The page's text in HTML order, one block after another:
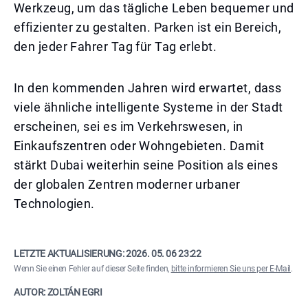
Werkzeug, um das tägliche Leben bequemer und
effizienter zu gestalten. Parken ist ein Bereich,
den jeder Fahrer Tag für Tag erlebt.
In den kommenden Jahren wird erwartet, dass
viele ähnliche intelligente Systeme in der Stadt
erscheinen, sei es im Verkehrswesen, in
Einkaufszentren oder Wohngebieten. Damit
stärkt Dubai weiterhin seine Position als eines
der globalen Zentren moderner urbaner
Technologien.
LETZTE AKTUALISIERUNG:2026. 05. 06 23:22
Wenn Sie einen Fehler auf dieser Seite finden, bitte informieren Sie uns per E-Mail .
AUTOR: ZOLTÁN EGRI